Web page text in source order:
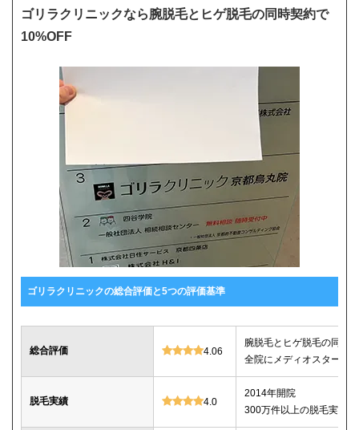
ゴリラクリニックなら腕脱毛とヒゲ脱毛の同時契約で
10%OFF
ゴリラクリニックの総合評価と5つの評価基準
総合評価 4.06
腕脱毛とヒゲ脱毛の同時
全院にメディオスター
脱毛実績 4.0
2014年開院
300万件以上の脱毛実績